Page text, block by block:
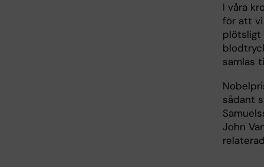
I våra
för att vi
plötsligt
samlas
sådant
John